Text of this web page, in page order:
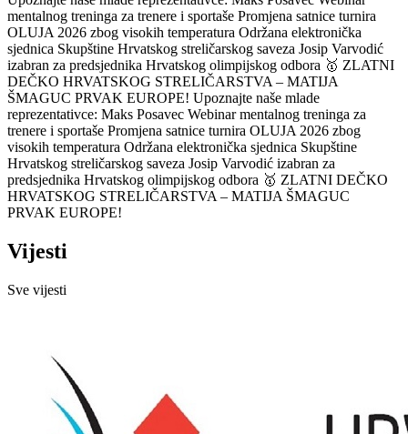
mentalnog treninga za trenere i sportaše Promjena satnice turnira
OLUJA 2026 zbog visokih temperatura Održana elektronička
sjednica Skupštine Hrvatskog streličarskog saveza Josip Varvodić
izabran za predsjednika Hrvatskog olimpijskog odbora 🥇 ZLATNI
DEČKO HRVATSKOG STRELIČARSTVA – MATIJA
ŠMAGUC PRVAK EUROPE! Upoznajte naše mlade
reprezentativce: Maks Posavec Webinar mentalnog treninga za
trenere i sportaše Promjena satnice turnira OLUJA 2026 zbog
visokih temperatura Održana elektronička sjednica Skupštine
Hrvatskog streličarskog saveza Josip Varvodić izabran za
predsjednika Hrvatskog olimpijskog odbora 🥇 ZLATNI DEČKO
HRVATSKOG STRELIČARSTVA – MATIJA ŠMAGUC
PRVAK EUROPE!
Vijesti
Sve vijesti